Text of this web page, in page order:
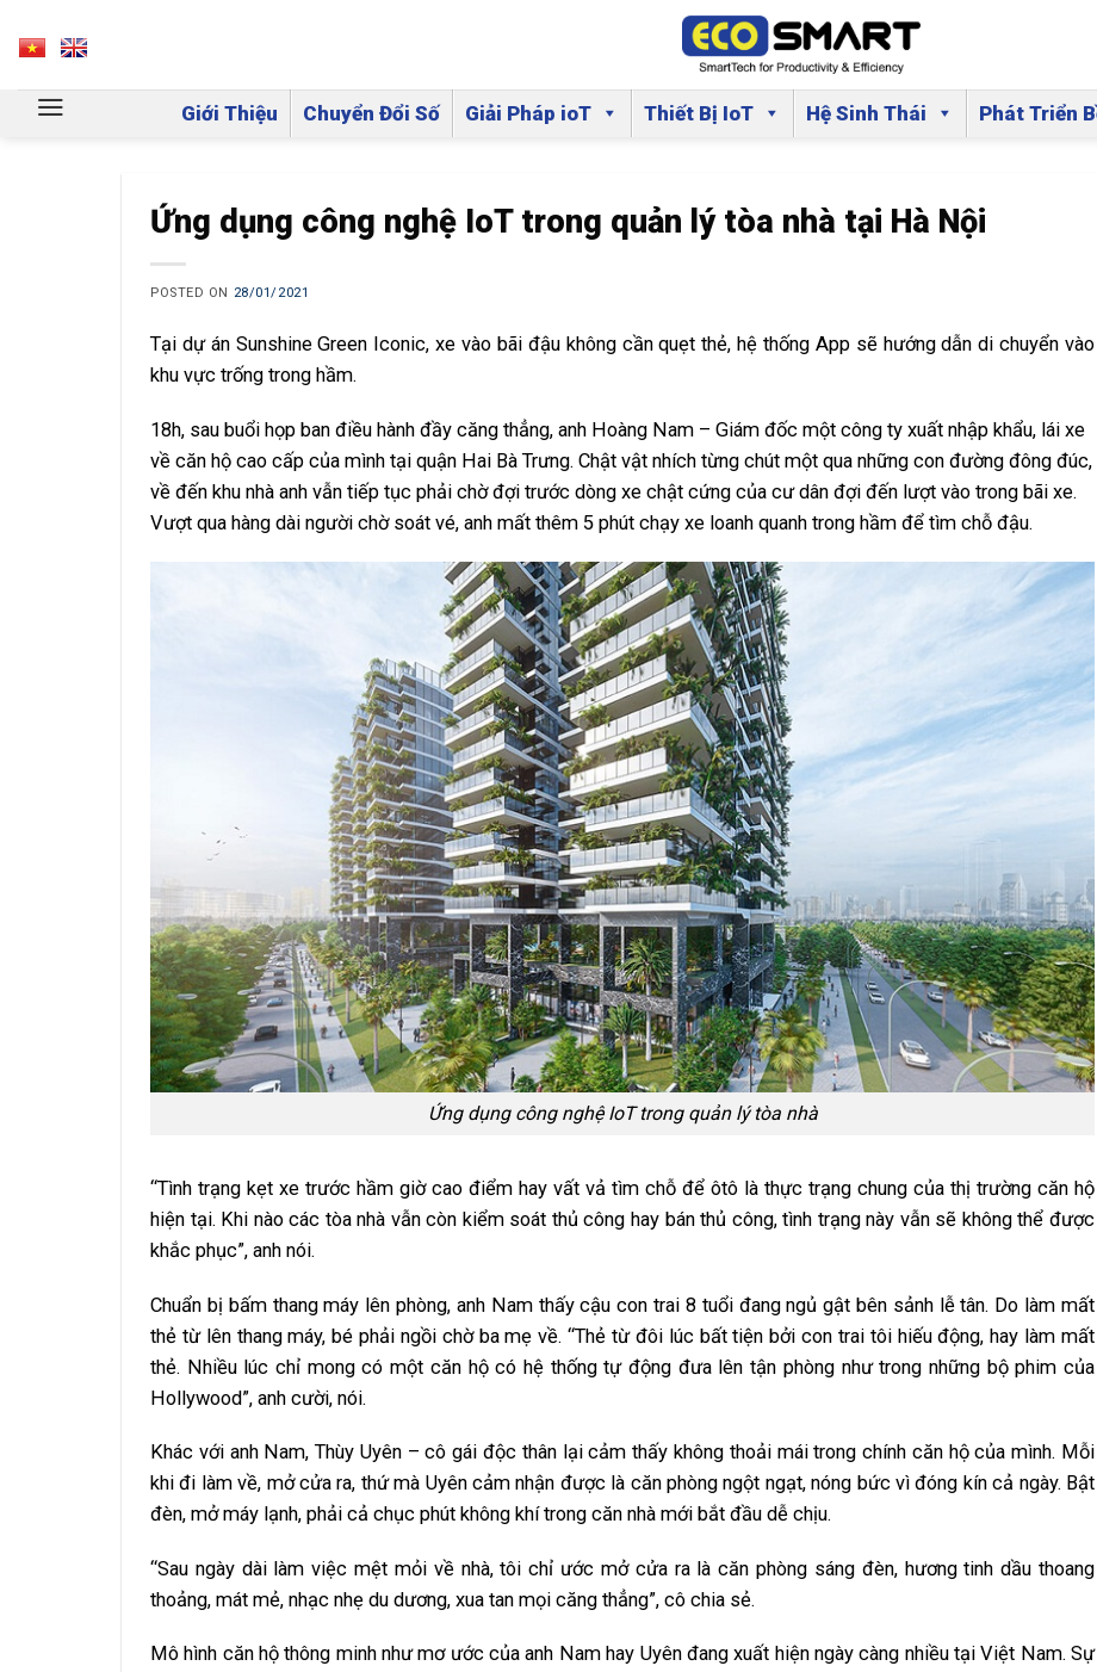
VN EN
Giới Thiệu Chuyển Đổi Số Giải Pháp ioT Thiết Bị IoT Hệ Sinh Thái Phát Triển
Ứng dụng công nghệ IoT trong quản lý tòa nhà tại Hà Nội
POSTED ON 28/01/2021
Tại dự án Sunshine Green Iconic, xe vào bãi đậu không cần quẹt thẻ, hệ thống App sẽ hướng dẫn di chuyển vào
khu vực trống trong hầm.
18h, sau buổi họp ban điều hành đầy căng thẳng, anh Hoàng Nam – Giám đốc một công ty xuất nhập khẩu, lái xe
về căn hộ cao cấp của mình tại quận Hai Bà Trưng. Chật vật nhích từng chút một qua những con đường đông đúc,
về đến khu nhà anh vẫn tiếp tục phải chờ đợi trước dòng xe chật cứng của cư dân đợi đến lượt vào trong bãi xe.
Vượt qua hàng dài người chờ soát vé, anh mất thêm 5 phút chạy xe loanh quanh trong hầm để tìm chỗ đậu.
Ứng dụng công nghệ IoT trong quản lý tòa nhà
“Tình trạng kẹt xe trước hầm giờ cao điểm hay vất vả tìm chỗ để ôtô là thực trạng chung của thị trường căn hộ
hiện tại. Khi nào các tòa nhà vẫn còn kiểm soát thủ công hay bán thủ công, tình trạng này vẫn sẽ không thể được
khắc phục”, anh nói.
Chuẩn bị bấm thang máy lên phòng, anh Nam thấy cậu con trai 8 tuổi đang ngủ gật bên sảnh lễ tân. Do làm mất
thẻ từ lên thang máy, bé phải ngồi chờ ba mẹ về. “Thẻ từ đôi lúc bất tiện bởi con trai tôi hiếu động, hay làm mất
thẻ. Nhiều lúc chỉ mong có một căn hộ có hệ thống tự động đưa lên tận phòng như trong những bộ phim của
Hollywood”, anh cười, nói.
Khác với anh Nam, Thùy Uyên – cô gái độc thân lại cảm thấy không thoải mái trong chính căn hộ của mình. Mỗi
khi đi làm về, mở cửa ra, thứ mà Uyên cảm nhận được là căn phòng ngột ngạt, nóng bức vì đóng kín cả ngày. Bật
đèn, mở máy lạnh, phải cả chục phút không khí trong căn nhà mới bắt đầu dễ chịu.
“Sau ngày dài làm việc mệt mỏi về nhà, tôi chỉ ước mở cửa ra là căn phòng sáng đèn, hương tinh dầu thoang
thoảng, mát mẻ, nhạc nhẹ du dương, xua tan mọi căng thẳng”, cô chia sẻ.
Mô hình căn hộ thông minh như mơ ước của anh Nam hay Uyên đang xuất hiện ngày càng nhiều tại Việt Nam. Sự